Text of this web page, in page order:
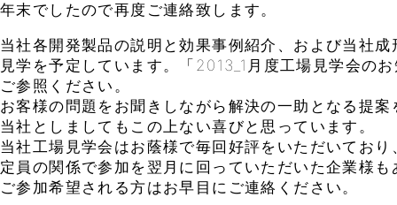
年末でしたので再度ご連絡致します。
当社各開発製品の説明と効果事例紹介、および当社成
見学を予定しています。「2013_1月度工場見学会の
ご参照ください。
お客様の問題をお聞きしながら解決の一助となる提
当社としましてもこの上ない喜びと思っています。
当社工場見学会はお蔭様で毎回好評をいただいており
定員の関係で参加を翌月に回っていただいた企業様
ご参加希望される方はお早目にご連絡ください。